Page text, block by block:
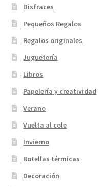
Disfraces
Pequeños Regalos
Regalos originales
Juguetería
Libros
Papelería y creatividad
Verano
Vuelta al cole
Invierno
Botellas térmicas
Decoración